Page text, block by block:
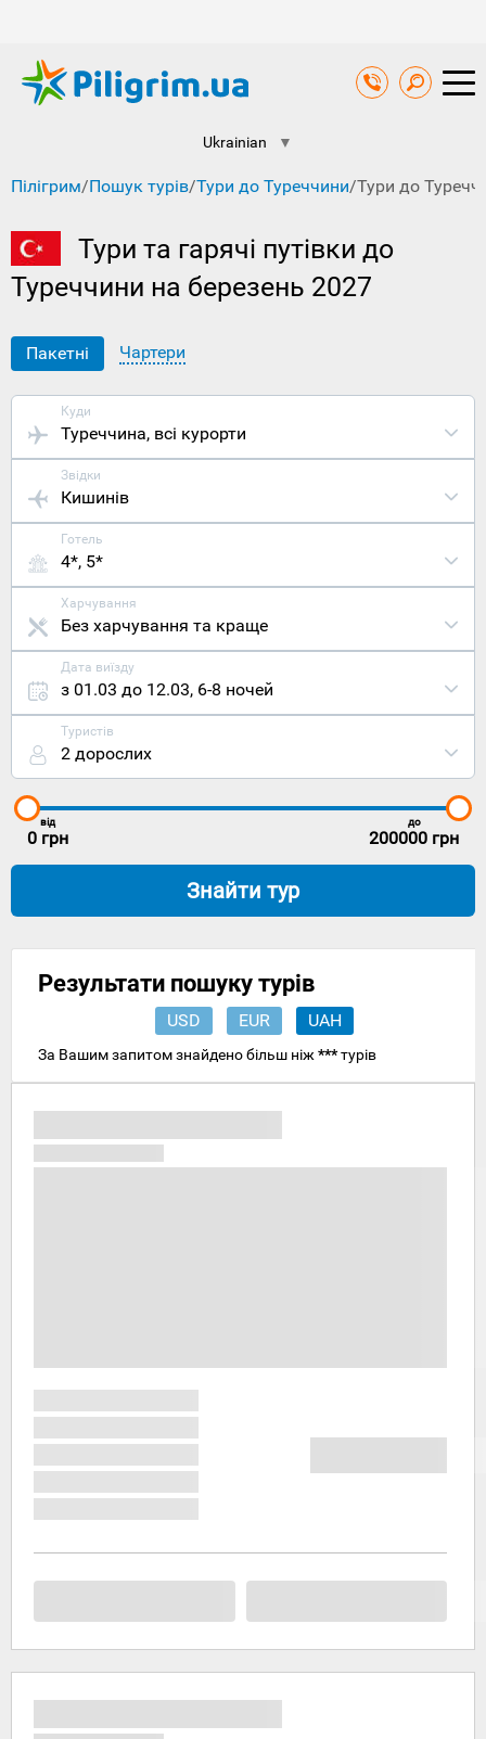
Ukrainian ▼
Пілігрим/Пошук турів/Тури до Туреччини/Тури до
Тури та гарячі путівки до
Туреччини на березень 2027
Пакетні Чартери
Куди
Туреччина, всі курорти
Звідки
Кишинів
Готель
4*, 5*
Харчування
Без харчування та краще
Дата виїзду
з 01.03 до 12.03, 6-8 ночей
Туристів
2 дорослих
від
0 грн
до
200000 грн
Знайти тур
Результати пошуку турів
USD EUR UAH
За Вашим запитом знайдено більш ніж ***турів